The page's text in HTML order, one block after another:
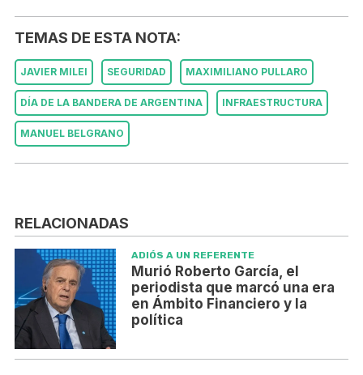
TEMAS DE ESTA NOTA:
JAVIER MILEI SEGURIDAD MAXIMILIANO PULLARO
DÍA DE LA BANDERA DE ARGENTINA INFRAESTRUCTURA
MANUEL BELGRANO
RELACIONADAS
ADIÓS A UN REFERENTE
Murió Roberto García, el
periodista que marcó una era
en Ámbito Financiero y la
política